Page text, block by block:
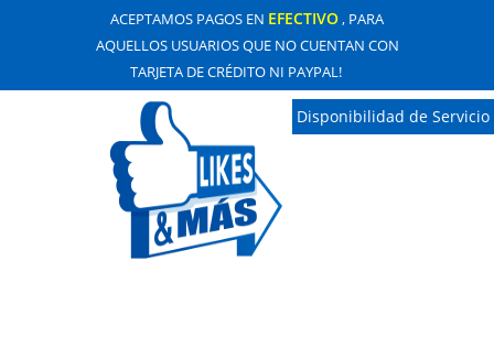
Disponibilidad de Servicio
ACEPTAMOS PAGOS EN EFECTIVO, PARA
AQUELLOS USUARIOS QUE NO CUENTAN CON
TARJETA DE CRÉDITO NI PAYPAL!